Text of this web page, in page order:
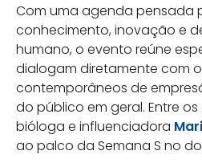
Com uma agenda pensada
conhecimento, inovação e
humano, o evento reúne
dialogam diretamente com
contemporâneos de
do público em geral. Entre
bióloga e influenciadora
ao palco da Semana S no